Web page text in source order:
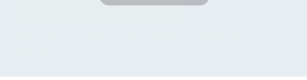
CINEMA DE BORDAS